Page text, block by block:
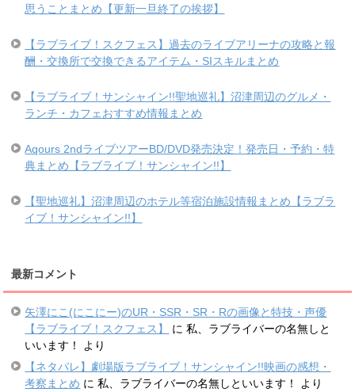
思うことまとめ【更新一旦終了の挨拶】
【ラブライブ！スクフェス】過去のライブアリーナの攻略と報
酬・交換所で交換できるアイテム・SIスキルまとめ
【ラブライブ！サンシャイン!!聖地巡礼】沼津周辺のグルメ・
ランチ・カフェおすすめ情報まとめ
Aqours 2ndライブツアーBD/DVD発売決定！発売日・予約・特
典まとめ【ラブライブ！サンシャイン!!】
【聖地巡礼】沼津周辺のホテル等宿泊施設情報まとめ【ラブラ
イブ！サンシャイン!!】
最新コメント
矢澤にこ(にこにー)のUR・SSR・SR・Rの画像と特技・声優
【ラブライブ！スクフェス】
に私、ラブライバーの名無しと
いいます！
より
【ネタバレ】劇場版ラブライブ！サンシャイン!!映画の感想・
考察まとめ に私、ラブライバーの名無しといいます！
より